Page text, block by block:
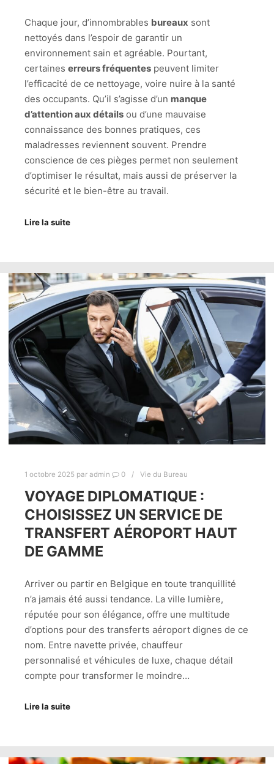
Chaque jour, d’innombrables bureaux sont
nettoyés dans l’espoir de garantir un
environnement sain et agréable. Pourtant,
certaines erreurs fréquentes peuvent limiter
l’efficacité de ce nettoyage, voire nuire à la santé
des occupants. Qu’il s’agisse d’un manque
d’attention aux détails ou d’une mauvaise
connaissance des bonnes pratiques, ces
maladresses reviennent souvent. Prendre
conscience de ces pièges permet non seulement
d’optimiser le résultat, mais aussi de préserver la
sécurité et le bien-être au travail.
Lire la suite
1 octobre 2025 par admin 0 Vie du Bureau
VOYAGE DIPLOMATIQUE :
CHOISISSEZ UN SERVICE DE
TRANSFERT AÉROPORT HAUT
DE GAMME
Arriver ou partir en Belgique en toute tranquillité
n’a jamais été aussi tendance. La ville lumière,
réputée pour son élégance, offre une multitude
d’options pour des transferts aéroport dignes de ce
nom. Entre navette privée, chauffeur
personnalisé et véhicules de luxe, chaque détail
compte pour transformer le moindre…
Lire la suite